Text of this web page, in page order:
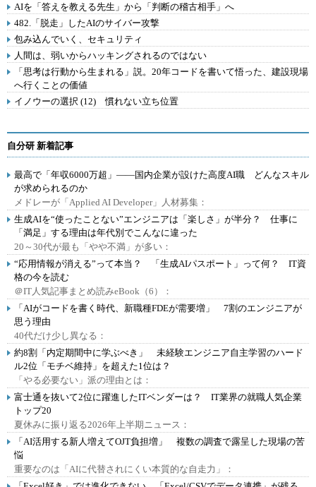
AIを「答えを教える先生」から「判断の稽古相手」へ
482.「脱走」したAIのサイバー攻撃
包み込んでいく、セキュリティ
人間は、弱いからハッキングされるのではない
「思考は行動から生まれる」説。20年コードを書いて悟った、建設現場
へ行くことの価値
イノウーの選択 (12) 慣れない立ち位置
自分研 新着記事
最高で「年収6000万超」――国内企業が設けた高度AI職 どんなスキル
が求められるのか
メドレーが「Applied AI Developer」人材募集：
生成AIを“使ったことない”エンジニアは「楽しさ」が半分？ 仕事に
「満足」する理由は年代別でこんなに違った
20～30代が最も「やや不満」が多い：
“応用情報が消える”って本当？ 「生成AIパスポート」って何？ IT資
格の今を読む
＠IT人気記事まとめ読みeBook（6）：
「AIがコードを書く時代、新職種FDEが需要増」 7割のエンジニアが
思う理由
40代だけ少し異なる：
約8割「内定期間中に学ぶべき」 未経験エンジニア自主学習のハード
ル2位「モチベ維持」を超えた1位は？
「やる必要ない」派の理由とは：
富士通を抜いて2位に躍進したITベンダーは？ IT業界の就職人気企業
トップ20
夏休みに振り返る2026年上半期ニュース：
「AI活用する新人増えてOJT負担増」 複数の調査で露呈した現場の苦
悩
重要なのは「AIに代替されにくい本質的な自走力」：